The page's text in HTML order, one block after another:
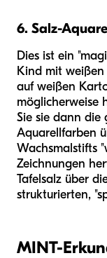
6. Salz-
Dies ist ein
Kind mit weißen
auf weißen
möglicherweise
Sie sie dann die
Aquarellfarben
Wachsmalstifts
Zeichnungen
Tafelsalz über
strukturierten,
MINT-